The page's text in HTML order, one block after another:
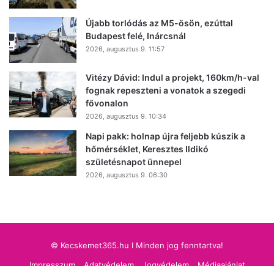
Újabb torlódás az M5-ösön, ezúttal
Budapest felé, Inárcsnál
2026, augusztus 9. 11:57
Vitézy Dávid: Indul a projekt, 160km/h-val
fognak repeszteni a vonatok a szegedi
fővonalon
2026, augusztus 9. 10:34
Napi pakk: holnap újra feljebb kúszik a
hőmérséklet, Keresztes Ildikó
születésnapot ünnepel
2026, augusztus 9. 06:30
© Kecskemet365.hu I Minden jog fenntartva!